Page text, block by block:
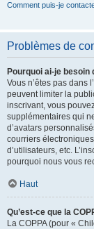
Comment puis-je
Problèmes de
Pourquoi ai-je besoin
Vous n’êtes pas dans
peuvent limiter la
inscrivant, vous
supplémentaires qui
d’avatars
courriers
d’utilisateurs, etc.
pourquoi nous vous
Haut
Qu’est-ce que la
La COPPA (pour «